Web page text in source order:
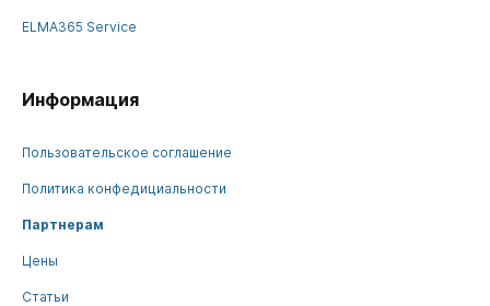
ELMA365 Service
Информация
Пользовательское соглашение
Политика конфедициальности
Партнерам
Цены
Статьи